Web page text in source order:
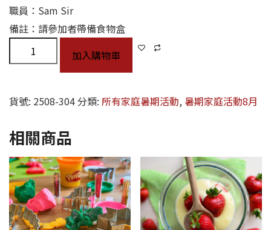
職員：Sam Sir
備註：請參加者帶備食物盒
加入購物車
貨號: 2508-304分類: 所有家庭暑期活動, 暑期家庭活動8月
相關商品